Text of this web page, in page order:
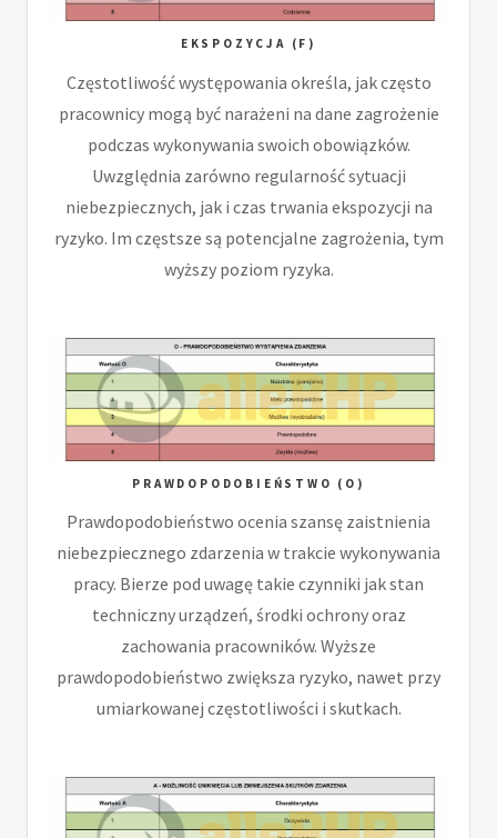
EKSPOZYCJA (F)
Częstotliwość występowania określa, jak często
pracownicy mogą być narażeni na dane zagrożenie
podczas wykonywania swoich obowiązków.
Uwzględnia zarówno regularność sytuacji
niebezpiecznych, jak i czas trwania ekspozycji na
ryzyko. Im częstsze są potencjalne zagrożenia, tym
wyższy poziom ryzyka.
PRAWDOPODOBIEŃSTWO (O)
Prawdopodobieństwo ocenia szansę zaistnienia
niebezpiecznego zdarzenia w trakcie wykonywania
pracy. Bierze pod uwagę takie czynniki jak stan
techniczny urządzeń, środki ochrony oraz
zachowania pracowników. Wyższe
prawdopodobieństwo zwiększa ryzyko, nawet przy
umiarkowanej częstotliwości i skutkach.